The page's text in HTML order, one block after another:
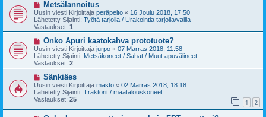
e
s
t
i
U
u
s
i
v
s
t
i
Metsälannoitus
Uusin viesti Kirjoittaja peräpelto « 16 Joulu 2018, 17:50
Lähetetty Sijainti: Työtä tarjolla / Urakointia tarjolla/vailla
Vastaukset: 1
U
u
s
i
v
e
s
t
i
Onko Apuri kaatokahva prototuote?
Uusin viesti Kirjoittaja jurpo « 07 Marras 2018, 11:58
Lähetetty Sijainti: Metsäkoneet / Sahat / Muut apuvälineet
Vastaukset: 2
U
u
s
i
v
i
Sänkiäes
Uusin viesti Kirjoittaja masto « 02 Marras 2018, 18:18
Lähetetty Sijainti: Traktorit / maatalouskoneet
Vastaukset: 25 1 2